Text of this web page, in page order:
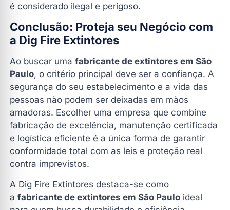
é considerado ilegal e perigoso.
Conclusão: Proteja seu Negócio com
a Dig Fire Extintores
Ao buscar uma fabricante de extintores em São
Paulo, o critério principal deve ser a confiança. A
segurança do seu estabelecimento e a vida das
pessoas não podem ser deixadas em mãos
amadoras. Escolher uma empresa que combine
fabricação de excelência, manutenção certificada
e logística eficiente é a única forma de garantir
conformidade total com as leis e proteção real
contra imprevistos.
A Dig Fire Extintores destaca-se como
a fabricante de extintores em São Paulo ideal